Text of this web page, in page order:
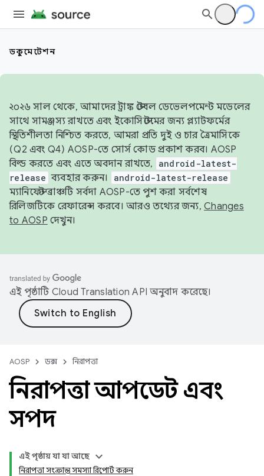
ডকুমেন্টেশন
২০২৬ সাল থেকে, আমাদের ট্রাঙ্ক স্টেবল ডেভেলপমেন্ট মডেলের
সাথে সামঞ্জস্য রাখতে এবং ইকোসিস্টেমের জন্য প্ল্যাটফর্মের
স্থিতিশীলতা নিশ্চিত করতে, আমরা প্রতি দুই ও চার ত্রৈমাসিকে
(Q2 এবং Q4) AOSP-তে সোর্স কোড প্রকাশ করব। AOSP
বিল্ড করতে এবং এতে অবদান রাখতে,
android-latest-
release ব্যবহার করুন। android-latest-release
ম্যানিফেস্ট ব্রাঞ্চটি সর্বদা AOSP-তে পুশ করা সর্বশেষ
রিলিজটিকে রেফারেন্স করবে। আরও তথ্যের জন্য, Changes
to AOSP দেখুন।
এই পৃষ্ঠাটি Cloud Translation API অনুবাদ করেছে।
AOSP ডক্স নিরাপত্তা
নিরাপত্তা আপডেট এবং
সম্পদ
এই পৃষ্ঠায় যা যা আছে
নিরাপত্তা সংক্রান্ত সমস্যা রিপোর্ট করুন